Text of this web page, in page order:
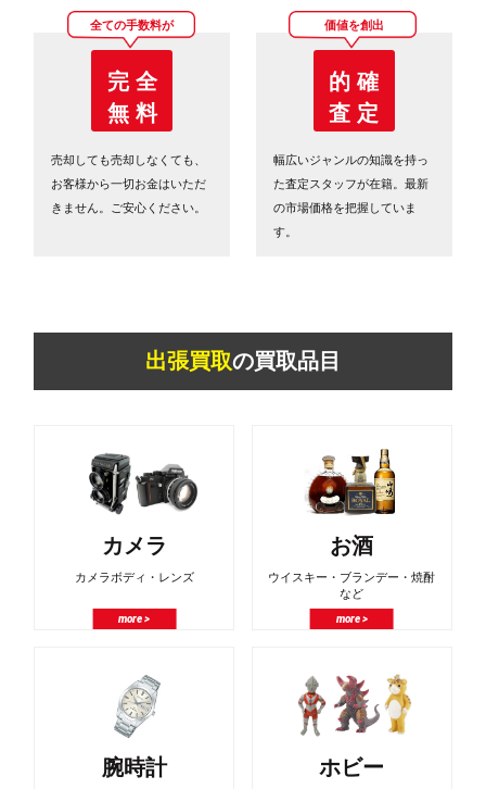
全ての手数料が
完 全
無 料
売却しても売却しなくても、
お客様から一切お金はいただ
きません。ご安心ください。
価値を創出
的 確
査 定
幅広いジャンルの知識を持っ
た査定スタッフが在籍。最新
の市場価格を把握していま
す。
出張買取の買取品目
カメラ
カメラボディ・レンズ
more >
お酒
ウイスキー・ブランデー・焼酎
など
more >
腕時計 ホビー